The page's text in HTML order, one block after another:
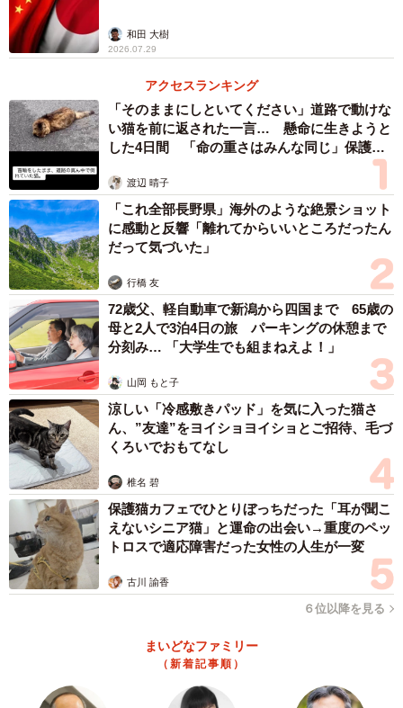
ネイティブに触れることができませんが、現地に来れば外
食やスーパーなどでも学ぶ機会があります。先日も友達と
カフェに行った際、店員から「水」という単語を、私が知
らない愛称的な呼び方で使っていて、驚きました。町に出
るだけでも勉強できるのは最大の魅力です。
また、オンライン留学は簡単に辞めることができます。実
際、私が受けたオンライン留学では当初は約10人だった生
徒が、3カ月後には私を含めて3人にまで減りました。高い
モチベーションがないと続きません。
現地へ留学する前に、オンラインで経験できたことは自信
につながりました。異言語を話すことが怖くないという状
態で現地に行けたのは強みです。現地留学へのステップと
して利用するのが一番いいのではないかと思います。
費用：現地留学の5分の1以下
留学支援を手がける「留学ジャーナル」（東京都）によ
ると、新型コロナが本格的に流行し始めた2020年4月ごろ
から、ロックダウンした海外の大学がオンライン留学のシ
ステム整備を始めたといいます。留学ジャーナルが販売す
るプランは期間や種類はさまざまですが、語学学校の英語
コースを1週間から学べるコースからあります。コロナ以前
から留学生でもオンライン受講のみで学位を取得できる大
学があり、ある程度の語学力がある学生には選択も可能で
今年に入ってからはオンライン留学のハードルが下がって
和田 大樹
2026.07.29
アクセスランキング
「そのままにしといてください」道路で動けな
い猫を前に返された一言… 懸命に生きようと
した4日間 「命の重さはみんな同じ」保護団
渡辺 晴子
「これ全部長野県」海外のような絶景ショット
に感動と反響「離れてからいいところだったん
だって気づいた」
行橋 友
72歳父、軽自動車で新潟から四国まで 65歳の
母と2人で3泊4日の旅 パーキングの休憩まで
分刻み… 「大学生でも組まねえよ！」
山岡 もと子
涼しい「冷感敷きパッド」を気に入った猫さ
ん、”友達”をヨイショヨイショとご招待、毛づ
くろいでおもてなし
椎名 碧
保護猫カフェでひとりぼっちだった「耳が聞こ
えないシニア猫」と運命の出会い→重度のペッ
トロスで適応障害だった女性の人生が一変
古川 諭香
６位以降を見る
まいどなファミリー
（新着記事順）